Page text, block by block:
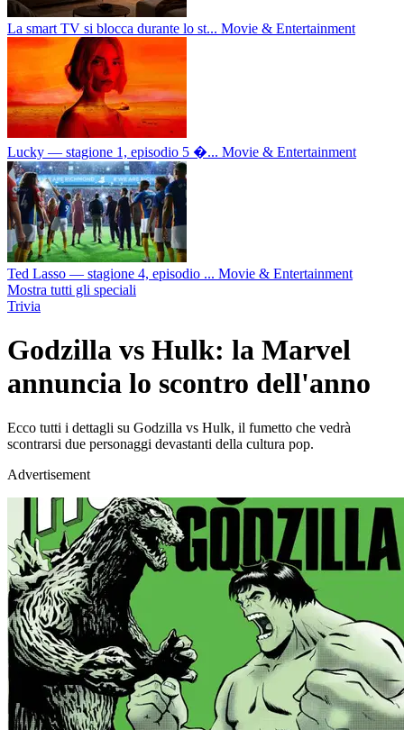
La smart TV si blocca durante lo st... Movie & Entertainment
Lucky — stagione 1, episodio 5 �... Movie & Entertainment
Ted Lasso — stagione 4, episodio ... Movie & Entertainment
Mostra tutti gli speciali
Trivia
Godzilla vs Hulk: la Marvel
annuncia lo scontro dell'anno
Ecco tutti i dettagli su Godzilla vs Hulk, il fumetto che vedrà
scontrarsi due personaggi devastanti della cultura pop.
Advertisement